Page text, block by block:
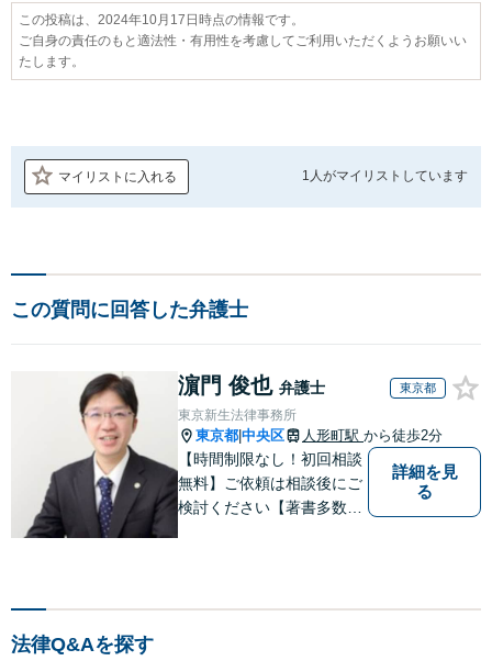
この投稿は、2024年10月17日時点の情報です。
ご自身の責任のもと適法性・有用性を考慮してご利用いただくようお願いい
たします。
マイリストに入れる 1人がマイリストしています
この質問に回答した弁護士
濵門 俊也 弁護士 東京都
東京新生法律事務所
東京都 中央区 人形町駅 から徒歩2分
【時間制限なし！初回相談
無料】ご依頼は相談後にご
検討ください【著書多数】
詳細を見
る
法律Q&Aを探す